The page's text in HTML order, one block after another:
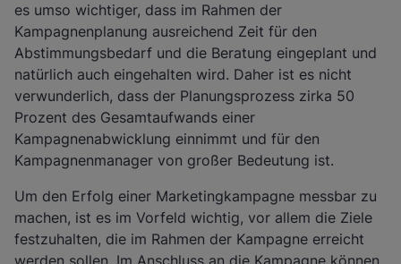
es umso wichtiger, dass im Rahmen der
Kampagnenplanung ausreichend Zeit für den
Abstimmungsbedarf und die Beratung eingeplant und
natürlich auch eingehalten wird. Daher ist es nicht
verwunderlich, dass der Planungsprozess zirka 50
Prozent des Gesamtaufwands einer
Kampagnenabwicklung einnimmt und für den
Kampagnenmanager von großer Bedeutung ist.
Um den Erfolg einer Marketingkampagne messbar zu
machen, ist es im Vorfeld wichtig, vor allem die Ziele
festzuhalten, die im Rahmen der Kampagne erreicht
werden sollen. Im Anschluss an die Kampagne können